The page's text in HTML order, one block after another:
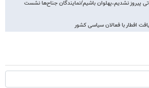
پیروز نشدیم،پهلوان باشیم/نمایندگان جناح‌ها نشست‌
افطار با فعالان سیاسی کشور